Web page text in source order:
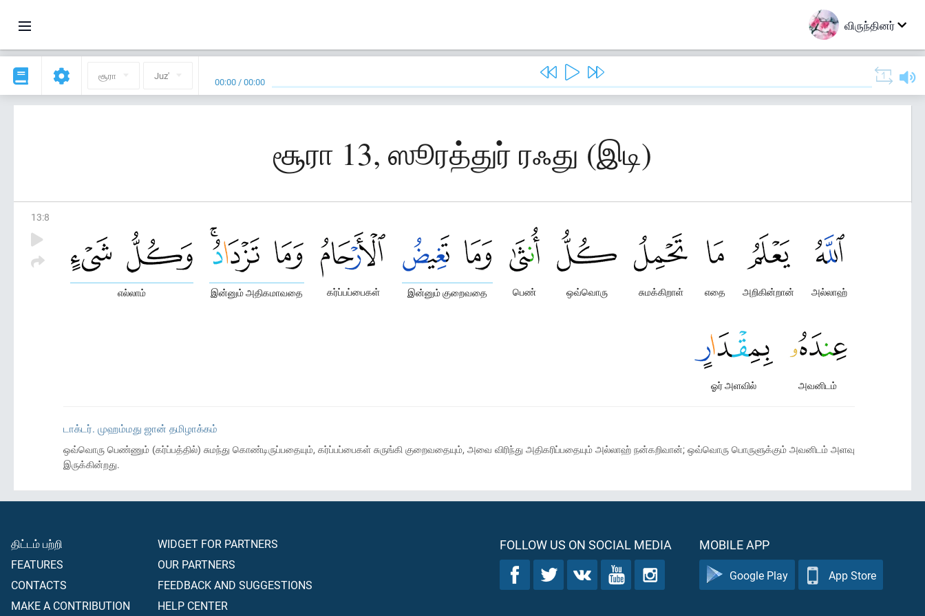
விருந்தினர்
சூரா Juz' 00:00 /00:00
சூரா 13, ஸூரத்துர் ரஃது (இடி)
13:8
அல்லாஹ்
அறிகின்றான்
எதை
சுமக்கிறாள்
ஒவ்வொரு
பெண்
இன்னும் குறைவதை
கர்ப்பப்பைகள்
இன்னும் அதிகமாவதை
எல்லாம்
அவனிடம்
ஓர் அளவில்
டாக்டர். முஹம்மது ஜான் தமிழாக்கம்
ஒவ்வொரு பெண்ணும் (கர்ப்பத்தில்) சுமந்து கொண்டிருப்பதையும், கர்ப்பப்பைகள் சுருங்கி குறைவதையும், அவை விரிந்து அதிகரிப்பதையும் அல்லாஹ் நன்கறிவான்; ஒவ்வொரு பொருளுக்கும் அவனிடம் அளவு
இருக்கின்றது.
திட்டம் பற்றி
FEATURES
CONTACTS
MAKE A CONTRIBUTION
WIDGET FOR PARTNERS
OUR PARTNERS
FEEDBACK AND SUGGESTIONS
HELP CENTER
FOLLOW US ON SOCIAL MEDIA MOBILE APP
Google Play App Store